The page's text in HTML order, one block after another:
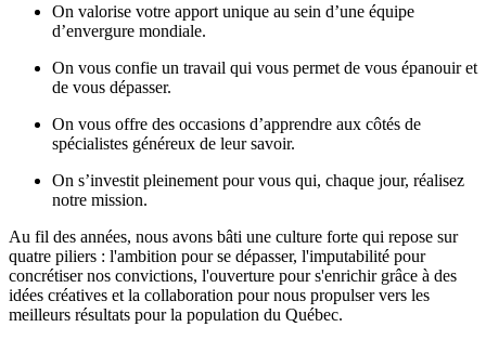
On valorise votre apport unique au sein d’une équipe
d’envergure mondiale.
On vous confie un travail qui vous permet de vous épanouir et
de vous dépasser.
On vous offre des occasions d’apprendre aux côtés de
spécialistes généreux de leur savoir.
On s’investit pleinement pour vous qui, chaque jour, réalisez
notre mission.
Au fil des années, nous avons bâti une culture forte qui repose sur
quatre piliers : l'ambition pour se dépasser, l'imputabilité pour
concrétiser nos convictions, l'ouverture pour s'enrichir grâce à des
idées créatives et la collaboration pour nous propulser vers les
meilleurs résultats pour la population du Québec.